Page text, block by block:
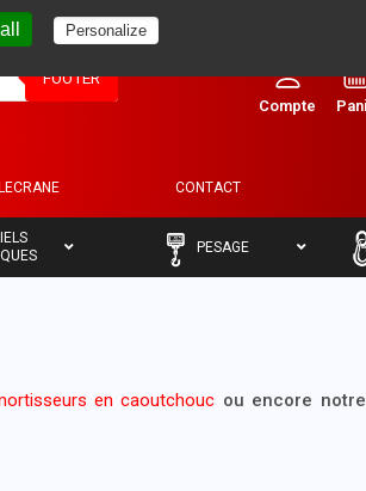
FOOTER
– CONTACT
–
PESAGE
en caoutchouc ou encore notre
Personalize